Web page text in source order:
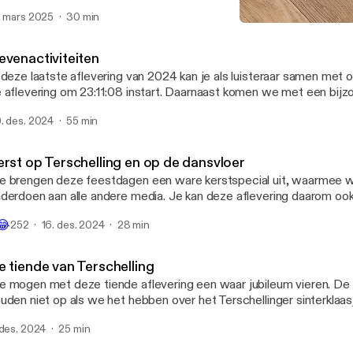
we terugblikken op ons Terschellinger avontuur. Op de
eerst gebruik van sound effects... En tot slot – de vergeten
mars 2025 30 min
laatste aflevering van 2024 kan je als luisteraar samen met
aflevering om 23:11:08 instart. Daarnaast komen we met een
bespreking van de het rattenprobleem. We wensen iedereen
des. 2024 55 min
op Terschelling en op de dansvloer
brengen deze feestdagen een ware kerstspecial uit, waarmee
aan alle andere media. Je kan deze aflevering daarom
Niet alleen onze eigen kerstervaringen komen aan bod,
252 16. des. 2024 28 min
tiende van Terschelling
mogen met deze tiende aflevering een waar jubileum vieren.
niet op als we het hebben over het Terschellinger
2024 25 min